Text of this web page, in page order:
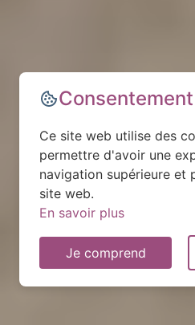
Ce site web utilise des
permettre d'avoir une
navigation supérieure et
site web.
En savoir plus
Je comprend